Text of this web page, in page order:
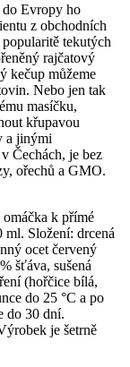
Evropy ho
z obchodních
tekutých
rajčatový
kečup můžeme
Nebo jen tak
masíčku,
křupavou
a jinými
Čechách, je bez
ořechů a GMO.
k přímé
ml. Složení: drcená
ocet červený
šťáva, sušená
(hořčice bílá,
do 25 °C a po
do 30 dní.
je šetrně